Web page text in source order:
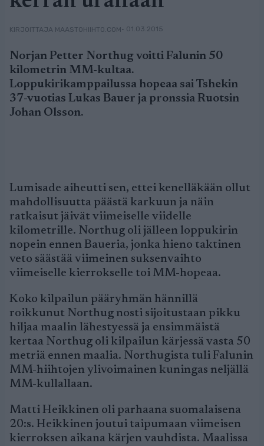
KIRJOITTAJA MAASTOHIIHTO.COM• 01.03.2015
Norjan Petter Northug voitti Falunin 50
kilometrin MM-kultaa.
Loppukirikamppailussa hopeaa sai Tshekin
37-vuotias Lukas Bauer ja pronssia Ruotsin
Johan Olsson.
Lumisade aiheutti sen, ettei kenelläkään ollut
mahdollisuutta päästä karkuun ja näin
ratkaisut jäivät viimeiselle viidelle
kilometrille. Northug oli jälleen loppukirin
nopein ennen Baueria, jonka hieno taktinen
veto säästää viimeinen suksenvaihto
viimeiselle kierrokselle toi MM-hopeaa.
Koko kilpailun pääryhmän hännillä
roikkunut Northug nosti sijoitustaan pikku
hiljaa maalin lähestyessä ja ensimmäistä
kertaa Northug oli kilpailun kärjessä vasta 50
metriä ennen maalia. Northugista tuli Falunin
MM-hiihtojen ylivoimainen kuningas neljällä
MM-kullallaan.
Matti Heikkinen oli parhaana suomalaisena
20:s. Heikkinen joutui taipumaan viimeisen
kierroksen aikana kärjen vauhdista. Maalissa